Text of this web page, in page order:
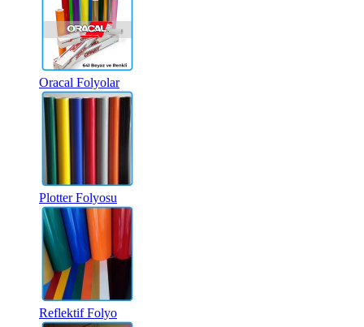
Oracal Folyolar
Plotter Folyosu
Reflektif Folyo